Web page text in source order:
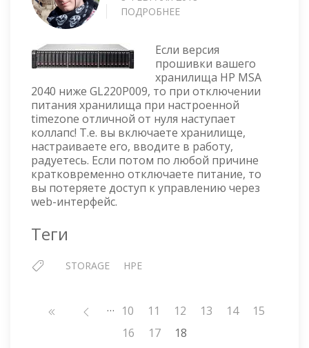
ПОДРОБНЕЕ
2040
—
ПРОБЛЕМЫ
ПРИ
HARD
RESET
Если версия
прошивки вашего
хранилища HP MSA
2040 ниже GL220P009, то при отключении
питания хранилища при настроенной
timezone отличной от нуля наступает
коллапс! Т.е. вы включаете хранилище,
настраиваете его, вводите в работу,
радуетесь. Если потом по любой причине
кратковременно отключаете питание, то
вы потеряете доступ к управлению через
web-интерфейс.
Теги
STORAGE HPE
Нумерация… Страница
10 Страница
11 Страница
12 Страница
13 Страница
14 Страница
15
Страница
16 Страница
17 18